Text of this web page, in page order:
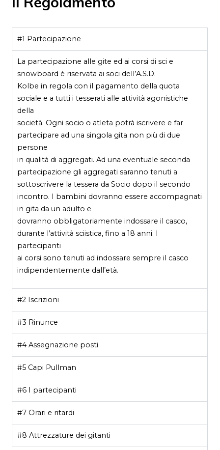
#1 Partecipazione
La partecipazione alle gite ed ai corsi di sci e
snowboard è riservata ai soci dell’A.S.D.
Kolbe in regola con il pagamento della quota
sociale e a tutti i tesserati alle attività agonistiche
della
società. Ogni socio o atleta potrà iscrivere e far
partecipare ad una singola gita non più di due
persone
in qualità di aggregati. Ad una eventuale seconda
partecipazione gli aggregati saranno tenuti a
sottoscrivere la tessera da Socio dopo il secondo
incontro. I bambini dovranno essere accompagnati
in gita da un adulto e
dovranno obbligatoriamente indossare il casco,
durante l’attività sciistica, fino a 18 anni. I
partecipanti
ai corsi sono tenuti ad indossare sempre il casco
indipendentemente dall’età.
#2 Iscrizioni
#3 Rinunce
#4 Assegnazione posti
#5 Capi Pullman
#6 I partecipanti
#7 Orari e ritardi
#8 Attrezzature dei gitanti